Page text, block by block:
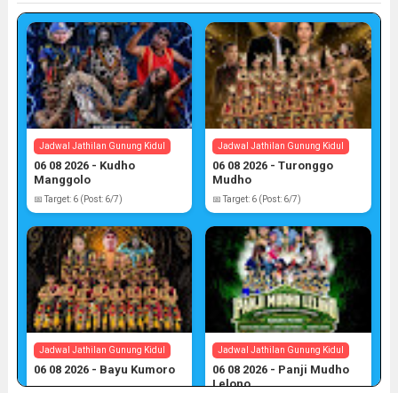
Jadwal Jathilan Gunung Kidul
06 08 2026 - Kudho
Manggolo
📅 Target: 6 (Post: 6/7)
Jadwal Jathilan Gunung Kidul
06 08 2026 - Turonggo
Mudho
📅 Target: 6 (Post: 6/7)
Jadwal Jathilan Gunung Kidul
06 08 2026 - Bayu Kumoro
Jadwal Jathilan Gunung Kidul
06 08 2026 - Panji Mudho
Lelono